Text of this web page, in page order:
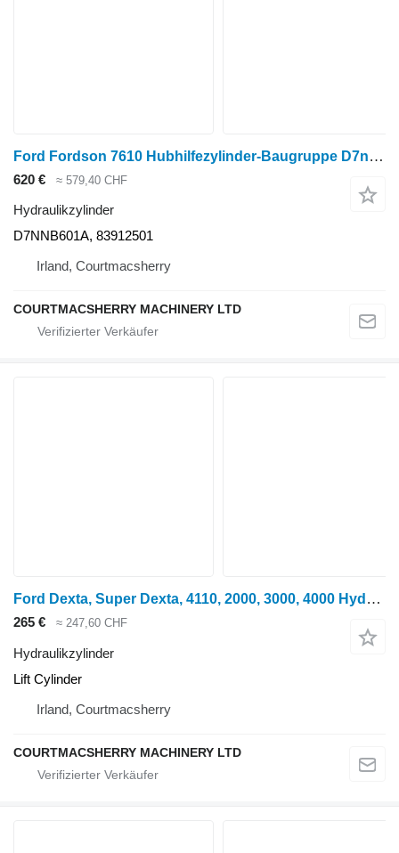
Ford Fordson 7610 Hubhilfezylinder-Baugruppe D7nnb601a, 83912501, D6 D7NNB601A Hydraulikzylinder für Traktor
620 € ≈ 579,40 CHF
Hydraulikzylinder
D7NNB601A, 83912501
Irland, Courtmacsherry
COURTMACSHERRY MACHINERY LTD
Ford Dexta, Super Dexta, 4110, 2000, 3000, 4000 Hydrauliklift Lift Cylinder Hydraulikzylinder für Radtraktor
265 € ≈ 247,60 CHF
Hydraulikzylinder
Lift Cylinder
Irland, Courtmacsherry
COURTMACSHERRY MACHINERY LTD